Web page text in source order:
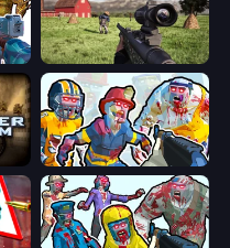
Monster Shooter Apocalypse Dead Zed
Zombies Shooter: Part 2